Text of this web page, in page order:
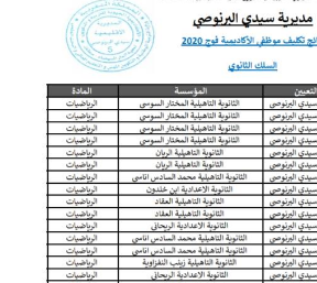
المستوى السادس
فروض و امتحانات
التقويم التشخيصي
المرحلة الأولى
المرحلة الثانية
الإمتحان الموحد المحلي